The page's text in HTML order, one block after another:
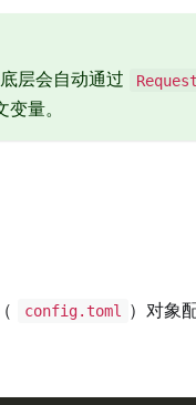
层会自动通过
变量。
config.toml ）对象